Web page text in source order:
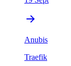
Anubis
Traefik